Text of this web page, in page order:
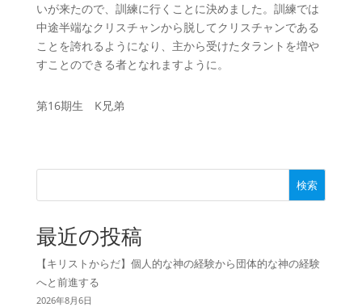
いが来たので、訓練に行くことに決めました。訓練では
中途半端なクリスチャンから脱してクリスチャンである
ことを誇れるようになり、主から受けたタラントを増や
すことのできる者となれますように。
第16期生 K兄弟
検索
最近の投稿
【キリストからだ】個人的な神の経験から団体的な神の経験
へと前進する
2026年8月6日